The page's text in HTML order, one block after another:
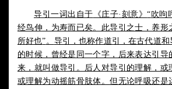
导引一词出自于 《庄子· 刻意》“ 吹呴
经鸟伸，为寿而已矣。此导引之士，养形
所好也” 。 导引，也称作道引，在古代道
的时候，曾经是同一个字，后来表达引导
来，就叫做导引。后人对导引的理解，或
或理解为动摇筋骨肢体。但无论呼吸还是